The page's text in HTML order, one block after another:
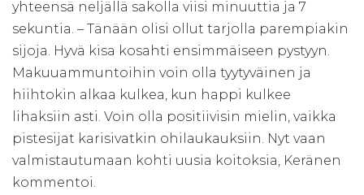
yhteensä neljällä sakolla viisi minuuttia ja 7
sekuntia. – Tänään olisi ollut tarjolla parempiakin
sijoja. Hyvä kisa kosahti ensimmäiseen pystyyn.
Makuuammuntoihin voin olla tyytyväinen ja
hiihtokin alkaa kulkea, kun happi kulkee
lihaksiin asti. Voin olla positiivisin mielin, vaikka
pistesijat karisivatkin ohilaukauksiin. Nyt vaan
valmistautumaan kohti uusia koitoksia, Keränen
kommentoi.